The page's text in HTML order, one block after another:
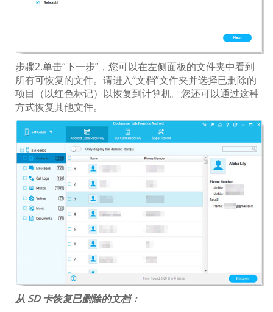
步骤2.单击“下一步”，您可以在左侧面板的文件夹中看到
所有可恢复的文件。请进入“文档”文件夹并选择已删除的
项目（以红色标记）以恢复到计算机。您还可以通过这种
方式恢复其他文件。
从 SD 卡恢复已删除的文档：